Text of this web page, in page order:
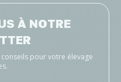
À NOTRE
pour votre élevage